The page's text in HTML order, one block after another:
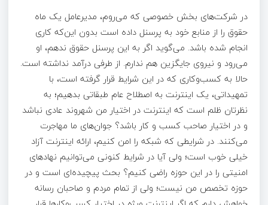
در شرکت‌های بخش خصوصی که می‌روم، مدیرعامل یک ماه
حقوق را از منابع خود به پرسنل داده است بدون این‌که کاری
انجام شده باشد. می‌گوید اگر به این پرسنل حقوق ندهم، او
می‌رود و نیروی جایگزین هم ندارم. از طرفی درآمد نداشته است.
حالا به کسب‌وکاری که در این شرایط قرار گرفته است، با
تمهیداتی، یک اینترنت به اصطلاح عام طبقاتی بدهیم؛ به
نظرتان ظلم است که اینترنت در اختیار من شهروند عادی نباشد
و در اختیار صاحب کسب و کار باشد؟ جوان‌های ما مهاجرت
می‌کنند. در شرایطی که شبکه را امن کنیم، ارائه اینترنت آزاد
خیلی خوب است؛ ولی آیا در شرایط کنونی می‌توانیم نهادهای
امنیتی را در این حوزه راضی کنیم؟ بحث پیچیده‌ای است و در
حوزه تخصص من نیست؛ ولی از تمام مردم و صاحبان رسانه